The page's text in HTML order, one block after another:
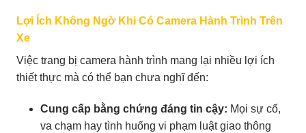
Lợi Ích Không Ngờ Khi Có Camera Hành Trình Trên
Xe
Việc trang bị camera hành trình mang lại nhiều lợi ích
thiết thực mà có thể bạn chưa nghĩ đến:
Cung cấp bằng chứng đáng tin cậy: Mọi sự cố,
va chạm hay tình huống vi phạm luật giao thông